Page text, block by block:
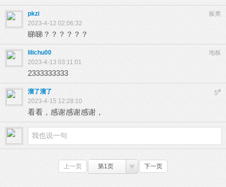
板凳
pkzi
2023-4-12 02:06:32
睇睇？？？？？？
地板
lilichu00
2023-4-13 03:11:01
2333333333
5#
溜了溜了
2023-4-15 12:28:10
看看，感谢感谢感谢，
上一页 第1页 下一页